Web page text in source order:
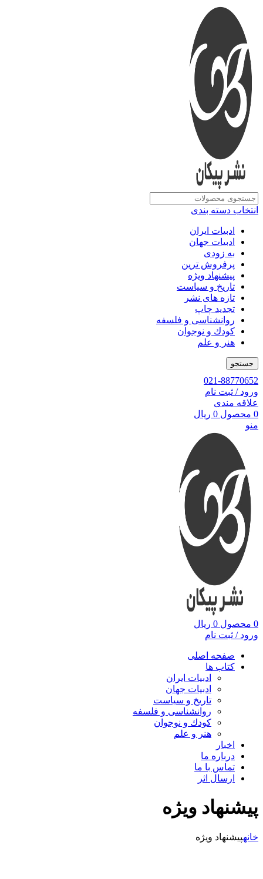
انتخاب دسته بندی
ادبیات ایران
ادبیات جهان
به زودی
پرفروش ترین
پیشنهاد ویژه
تاریخ و سیاست
تازه های نشر
تجدید چاپ
روانشناسی و فلسفه
کودك و نوجوان
هنر و علم
جستجو
021-88770652
ورود / ثبت نام
علاقه مندی
0 محصول 0 ریال
منو
0 محصول 0 ریال
ورود / ثبت نام
صفحه اصلی
کتاب ها
ادبیات ایران
ادبیات جهان
تاریخ و سیاست
روانشناسی و فلسفه
کودك و نوجوان
هنر و علم
اخبار
درباره ما
تماس با ما
ارسال اثر
پیشنهاد ویژه
خانهپیشنهاد ویژه